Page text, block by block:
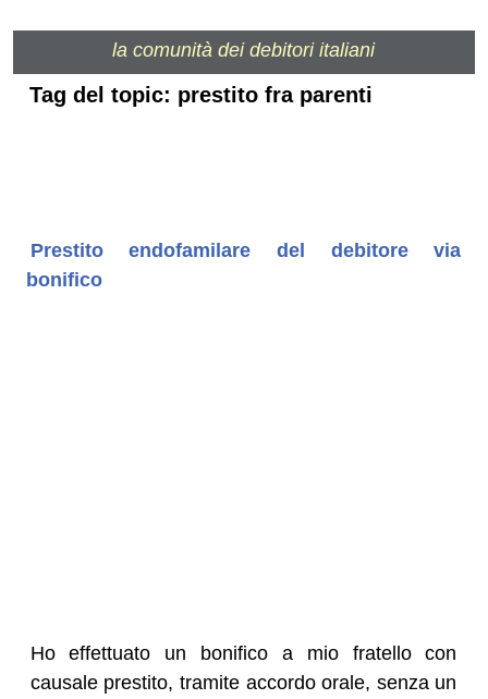
la comunità dei debitori italiani
Tag del topic: prestito fra parenti
Prestito endofamilare del debitore via
bonifico
Ho effettuato un bonifico a mio fratello con
causale prestito, tramite accordo orale, senza un